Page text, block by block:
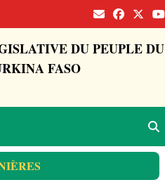
DU PEUPLE DU
FASO